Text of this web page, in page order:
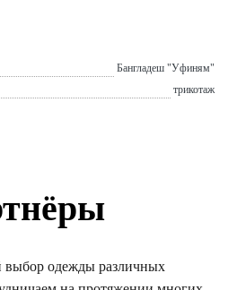
Бангладеш "Уфиням"
трикотаж
одежды различных